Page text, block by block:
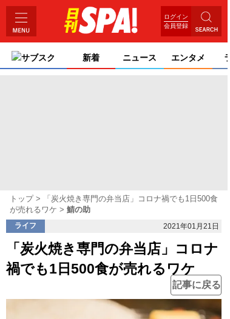
ログイン
会員登録
サブスク 新着 ニュース エンタメ
トップ
「炭火焼き専門の弁当店」コロナ禍でも1日500食
が売れるワケ
鯖の助
ライフ 2021年01月21日
「炭火焼き専門の弁当店」コロナ
禍でも1日500食が売れるワケ
記事に戻る